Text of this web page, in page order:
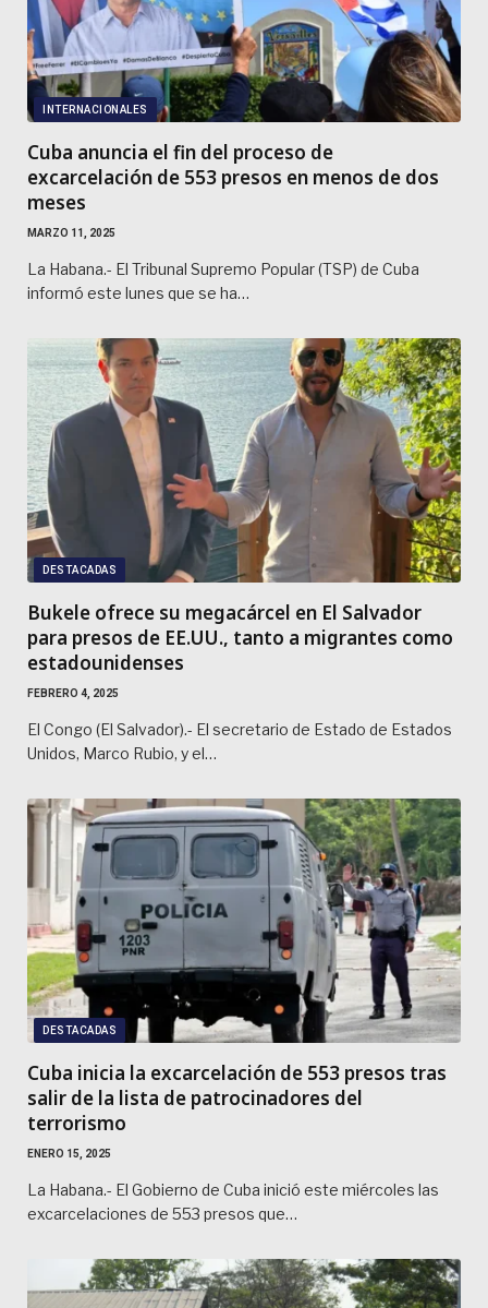
INTERNACIONALES
Cuba anuncia el fin del proceso de
excarcelación de 553 presos en menos de dos
meses
MARZO 11, 2025
La Habana.- El Tribunal Supremo Popular (TSP) de Cuba
informó este lunes que se ha…
DESTACADAS
Bukele ofrece su megacárcel en El Salvador
para presos de EE.UU., tanto a migrantes como
estadounidenses
FEBRERO 4, 2025
El Congo (El Salvador).- El secretario de Estado de Estados
Unidos, Marco Rubio, y el…
DESTACADAS
Cuba inicia la excarcelación de 553 presos tras
salir de la lista de patrocinadores del
terrorismo
ENERO 15, 2025
La Habana.- El Gobierno de Cuba inició este miércoles las
excarcelaciones de 553 presos que…